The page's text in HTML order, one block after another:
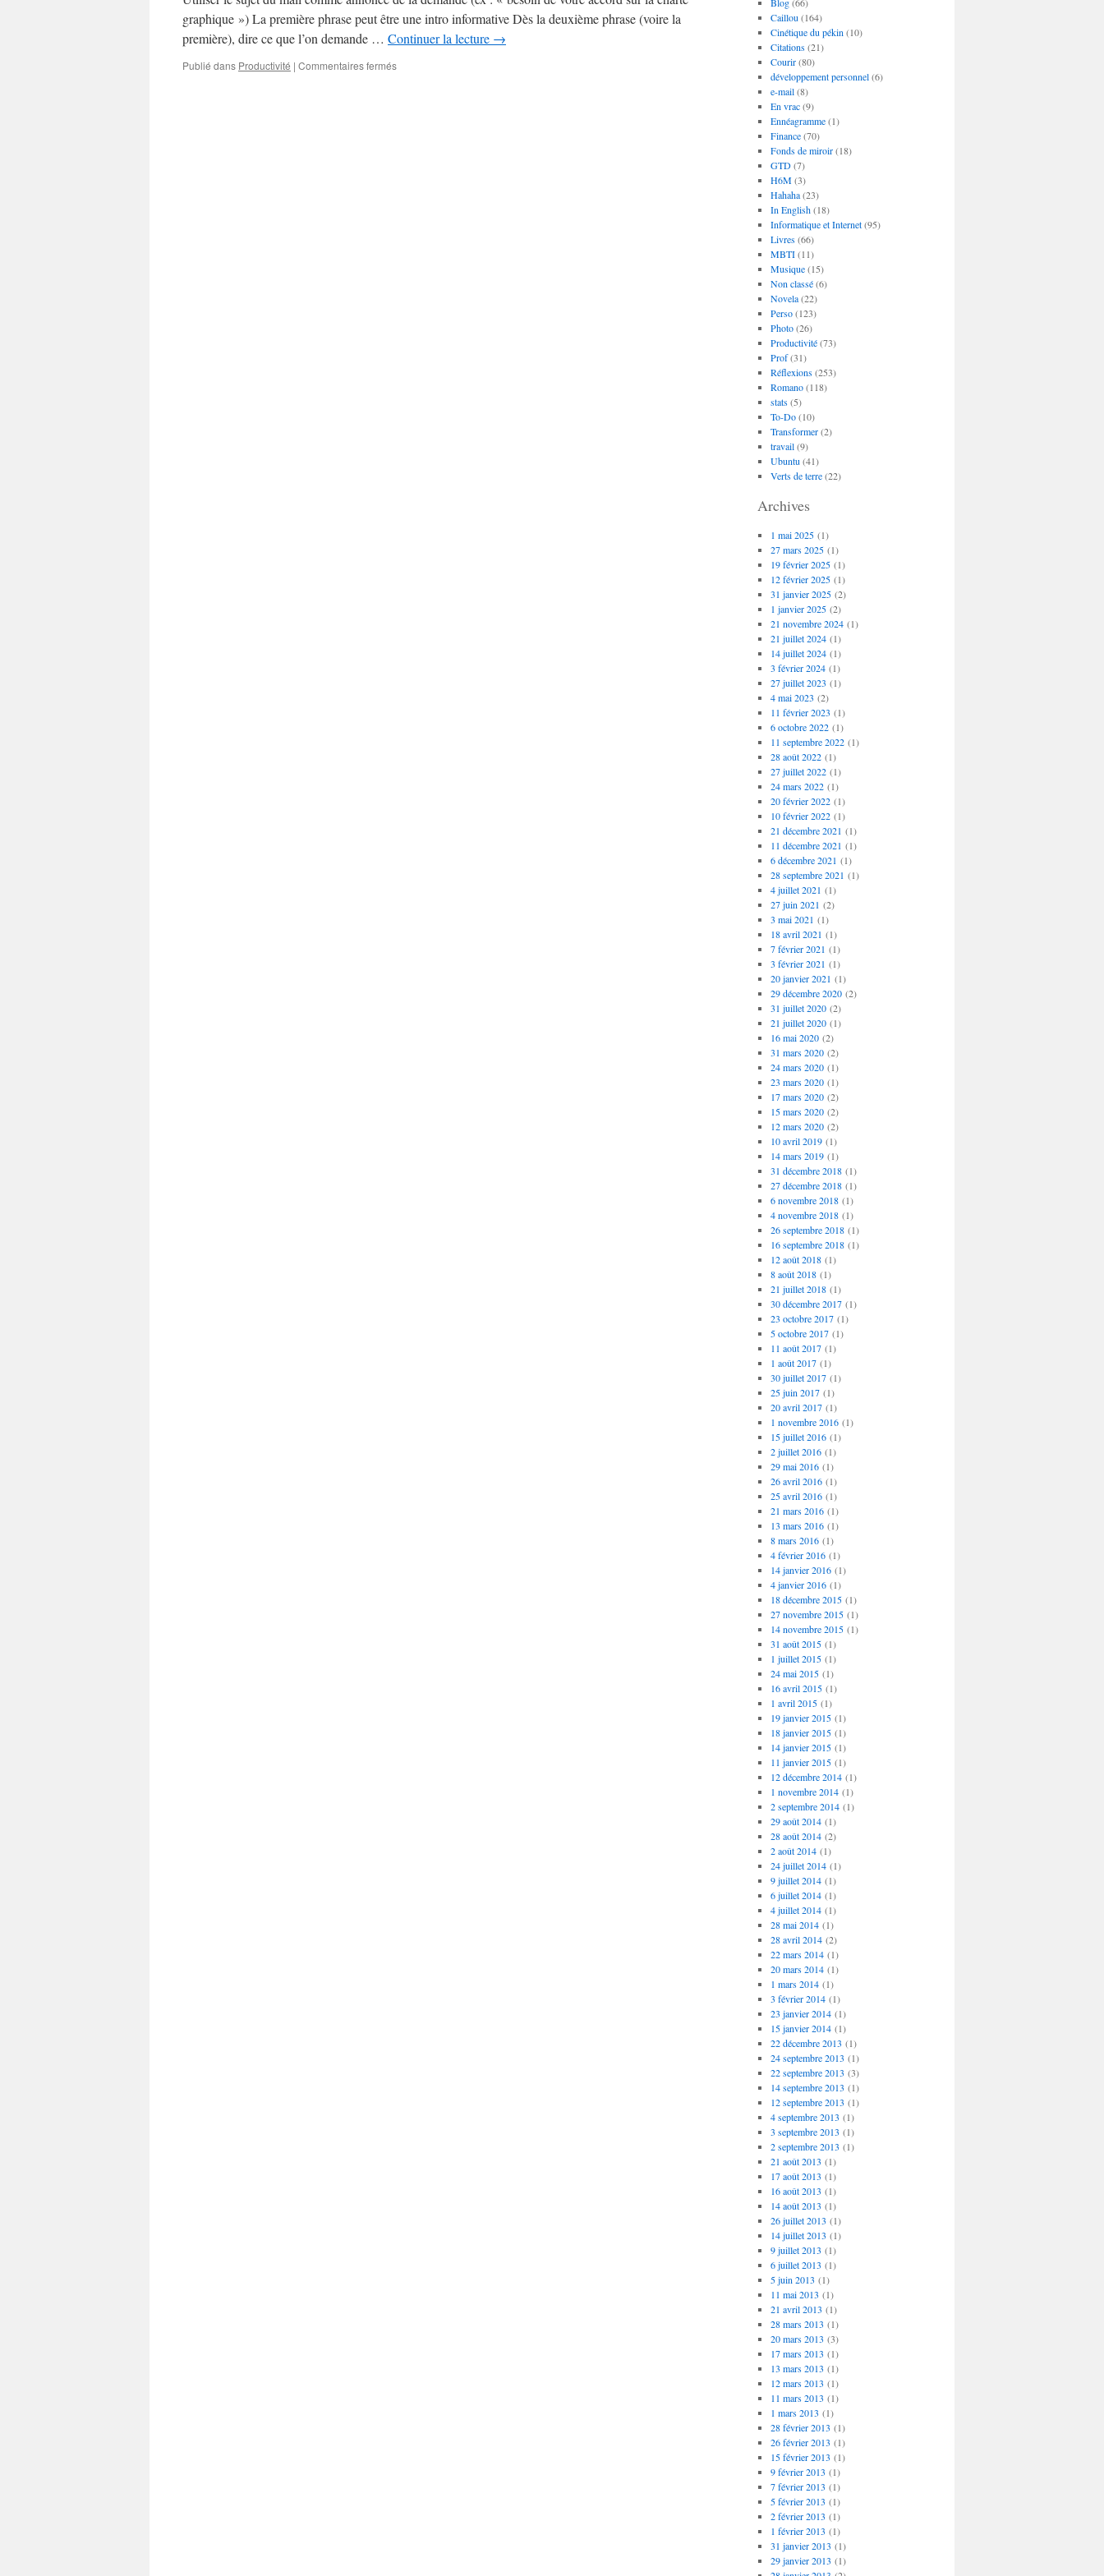
graphique ») La première phrase peut être une intro informative Dès la deuxième phrase (voire la
première), dire ce que l’on demande … Continuer la lecture →
Publié dans Productivité | Commentaires ferméssur
Caillou (164)
Cinétique du pékin (10)
Citations(21)
Courir(80)
développement personnel(6)
e-mail(8)
En vrac(9)
Ennéagramme(1)
Finance(70)
Fonds de miroir(18)
GTD(7)
H6M(3)
Hahaha(23)
In English(18)
Informatique et Internet(95)
Livres(66)
MBTI(11)
Musique(15)
Non classé(6)
Novela(22)
Perso(123)
Photo(26)
Productivité(73)
Prof(31)
Réflexions(253)
Romano(118)
stats(5)
To-Do(10)
Transformer(2)
travail(9)
Ubuntu (41)
Verts de terre(22)
Archives
1 mai 2025(1)
27 mars 2025(1)
19 février 2025(1)
12 février 2025(1)
31 janvier 2025(2)
1 janvier 2025(2)
21 novembre 2024(1)
21 juillet 2024(1)
14 juillet 2024(1)
3 février 2024(1)
27 juillet 2023 (1)
4 mai 2023 (2)
11 février 2023 (1)
6 octobre 2022(1)
11 septembre 2022(1)
28 août 2022(1)
27 juillet 2022(1)
24 mars 2022(1)
20 février 2022(1)
10 février 2022(1)
21 décembre 2021 (1)
11 décembre 2021 (1)
6 décembre 2021 (1)
28 septembre 2021 (1)
4 juillet 2021 (1)
27 juin 2021 (2)
3 mai 2021 (1)
18 avril 2021 (1)
7 février 2021 (1)
3 février 2021 (1)
20 janvier 2021 (1)
29 décembre 2020(2)
31 juillet 2020(2)
21 juillet 2020(1)
16 mai 2020(2)
31 mars 2020(2)
24 mars 2020(1)
23 mars 2020(1)
17 mars 2020(2)
15 mars 2020(2)
12 mars 2020(2)
10 avril 2019(1)
14 mars 2019(1)
31 décembre 2018(1)
27 décembre 2018(1)
6 novembre 2018(1)
4 novembre 2018(1)
26 septembre 2018(1)
16 septembre 2018(1)
12 août 2018(1)
8 août 2018(1)
21 juillet 2018(1)
30 décembre 2017(1)
23 octobre 2017(1)
5 octobre 2017(1)
11 août 2017(1)
1 août 2017(1)
30 juillet 2017(1)
25 juin 2017(1)
20 avril 2017(1)
1 novembre 2016(1)
15 juillet 2016(1)
2 juillet 2016(1)
29 mai 2016(1)
26 avril 2016(1)
25 avril 2016(1)
21 mars 2016(1)
13 mars 2016(1)
8 mars 2016(1)
4 février 2016(1)
14 janvier 2016(1)
4 janvier 2016(1)
18 décembre 2015(1)
27 novembre 2015(1)
14 novembre 2015(1)
31 août 2015(1)
1 juillet 2015(1)
24 mai 2015(1)
16 avril 2015(1)
1 avril 2015(1)
19 janvier 2015(1)
18 janvier 2015(1)
14 janvier 2015(1)
11 janvier 2015(1)
12 décembre 2014(1)
1 novembre 2014(1)
2 septembre 2014(1)
29 août 2014(1)
28 août 2014(2)
2 août 2014(1)
24 juillet 2014(1)
9 juillet 2014(1)
6 juillet 2014(1)
4 juillet 2014(1)
28 mai 2014(1)
28 avril 2014(2)
22 mars 2014(1)
20 mars 2014(1)
1 mars 2014(1)
3 février 2014(1)
23 janvier 2014(1)
15 janvier 2014(1)
22 décembre 2013 (1)
24 septembre 2013 (1)
22 septembre 2013 (3)
14 septembre 2013 (1)
12 septembre 2013 (1)
4 septembre 2013 (1)
3 septembre 2013 (1)
2 septembre 2013 (1)
21 août 2013 (1)
17 août 2013 (1)
16 août 2013 (1)
14 août 2013 (1)
26 juillet 2013 (1)
14 juillet 2013 (1)
9 juillet 2013 (1)
6 juillet 2013 (1)
5 juin 2013 (1)
11 mai 2013 (1)
21 avril 2013 (1)
28 mars 2013 (1)
20 mars 2013 (3)
17 mars 2013 (1)
13 mars 2013 (1)
12 mars 2013 (1)
11 mars 2013 (1)
1 mars 2013 (1)
28 février 2013 (1)
26 février 2013 (1)
15 février 2013 (1)
9 février 2013 (1)
7 février 2013 (1)
5 février 2013 (1)
2 février 2013 (1)
1 février 2013 (1)
31 janvier 2013 (1)
29 janvier 2013 (1)